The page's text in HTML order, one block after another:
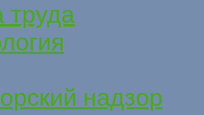
труда
надзор